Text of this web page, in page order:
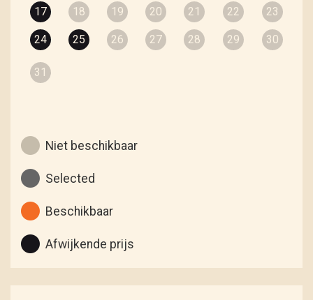
17 18 19 20 21 22 23
24 25 26 27 28 29 30
31
Niet beschikbaar
Selected
Beschikbaar
Afwijkende prijs